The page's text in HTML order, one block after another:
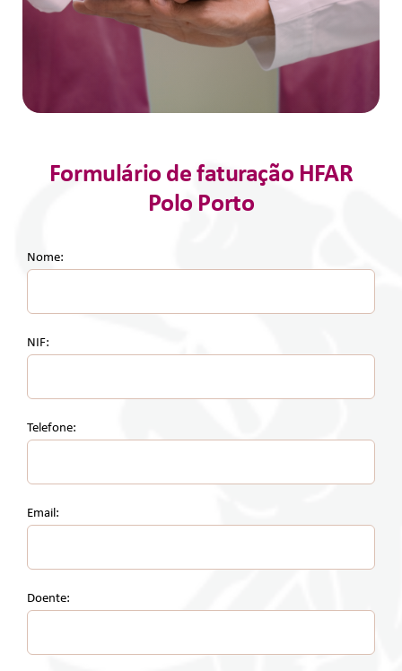
Junte-Se A Nós
Formulário de faturação HFAR
Polo Porto
Nome:
NIF:
Telefone:
Email:
Doente: